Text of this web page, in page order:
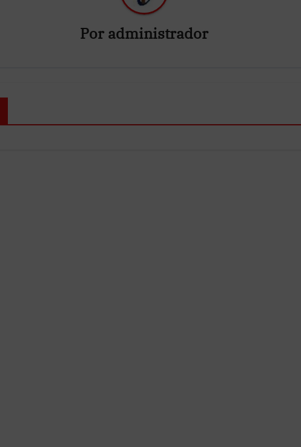
Por administrador